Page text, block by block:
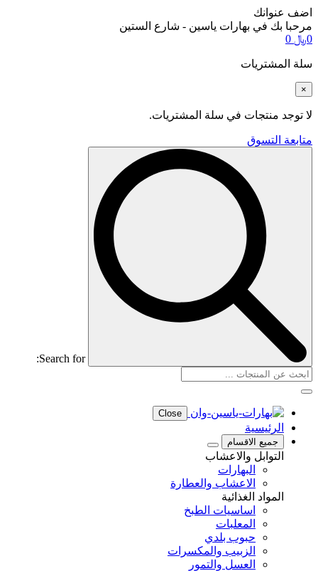
اضف عنوانك
مرحبا بك في بهارات ياسين - شارع الستين
0﷼ 0
سلة المشتريات
×
لا توجد منتجات في سلة المشتريات.
متابعة التسوق
Search for:
Close
الرئيسية
جميع الاقسام
التوابل والاعشاب
البهارات
الاعشاب والعطارة
المواد الغذائية
اساسيات الطبخ
المعلبات
حبوب بلدي
الزبيب والمكسرات
العسل والتمور